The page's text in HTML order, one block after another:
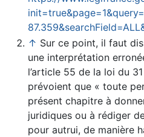
↑ Sur ce point, il faut
une interprétation
l’article 55 de la loi du
prévoient que « toute
présent chapitre à
juridiques ou à rédiger
pour autrui, de manière